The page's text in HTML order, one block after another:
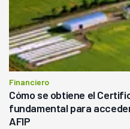
Financiero
Cómo se obtiene el
fundamental para
AFIP